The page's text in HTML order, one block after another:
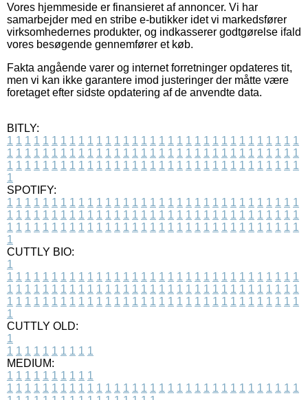
Vores hjemmeside er finansieret af annoncer. Vi har
samarbejder med en stribe e-butikker idet vi markedsfører
virksomhedernes produkter, og indkasserer godtgørelse ifald
vores besøgende gennemfører et køb.
Fakta angående varer og internet forretninger opdateres tit,
men vi kan ikke garantere imod justeringer der måtte være
foretaget efter sidste opdatering af de anvendte data.
BITLY:
1 1 1 1 1 1 1 1 1 1 1 1 1 1 1 1 1 1 1 1 1 1 1 1 1 1 1 1 1 1 1 1 1
1 1 1 1 1 1 1 1 1 1 1 1 1 1 1 1 1 1 1 1 1 1 1 1 1 1 1 1 1 1 1 1 1
1 1 1 1 1 1 1 1 1 1 1 1 1 1 1 1 1 1 1 1 1 1 1 1 1 1 1 1 1 1 1 1 1
1
SPOTIFY:
1 1 1 1 1 1 1 1 1 1 1 1 1 1 1 1 1 1 1 1 1 1 1 1 1 1 1 1 1 1 1 1 1
1 1 1 1 1 1 1 1 1 1 1 1 1 1 1 1 1 1 1 1 1 1 1 1 1 1 1 1 1 1 1 1 1
1 1 1 1 1 1 1 1 1 1 1 1 1 1 1 1 1 1 1 1 1 1 1 1 1 1 1 1 1 1 1 1 1
1
CUTTLY BIO:
1
1 1 1 1 1 1 1 1 1 1 1 1 1 1 1 1 1 1 1 1 1 1 1 1 1 1 1 1 1 1 1 1 1
1 1 1 1 1 1 1 1 1 1 1 1 1 1 1 1 1 1 1 1 1 1 1 1 1 1 1 1 1 1 1 1 1
1 1 1 1 1 1 1 1 1 1 1 1 1 1 1 1 1 1 1 1 1 1 1 1 1 1 1 1 1 1 1 1 1
1
CUTTLY OLD:
1
1 1 1 1 1 1 1 1 1 1
MEDIUM:
1 1 1 1 1 1 1 1 1 1
1 1 1 1 1 1 1 1 1 1 1 1 1 1 1 1 1 1 1 1 1 1 1 1 1 1 1 1 1 1 1 1 1